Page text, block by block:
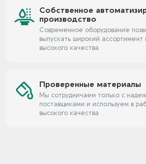
Собственное
производство
Современное оборудование
выпускать широкий ассортимент
высокого качества
Проверенные материалы
Мы сотрудничаем только с
поставщиками и используем в
высокого качества